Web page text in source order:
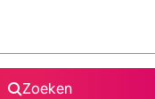
Zoeken